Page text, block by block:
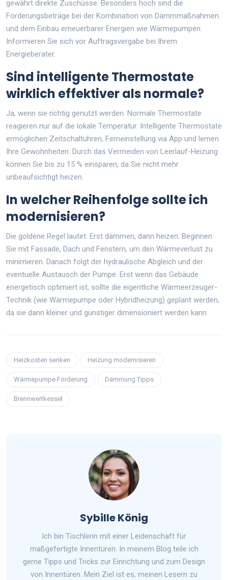
gewährt direkte Zuschüsse. Besonders hoch sind die
Förderungsbeträge bei der Kombination von Dämmmaßnahmen
und dem Einbau erneuerbarer Energien wie Wärmepumpen.
Informieren Sie sich vor Auftragsvergabe bei Ihrem
Energieberater.
Sind intelligente Thermostate
wirklich effektiver als normale?
Ja, wenn sie richtig genutzt werden. Normale Thermostate
reagieren nur auf die lokale Temperatur. Intelligente Thermostate
ermöglichen Zeitschaltuhren, Ferneinstellung via App und lernen
Ihre Gewohnheiten. Durch das Vermeiden von Leerlauf-Heizung
können Sie bis zu 15 % einsparen, da Sie nicht mehr
unbeaufsichtigt heizen.
In welcher Reihenfolge sollte ich
modernisieren?
Die goldene Regel lautet: Erst dämmen, dann heizen. Beginnen
Sie mit Fassade, Dach und Fenstern, um den Wärmeverlust zu
minimieren. Danach folgt der hydraulische Abgleich und der
eventuelle Austausch der Pumpe. Erst wenn das Gebäude
energetisch optimiert ist, sollte die eigentliche Wärmeerzeuger-
Technik (wie Wärmepumpe oder Hybridheizung) geplant werden,
da sie dann kleiner und günstiger dimensioniert werden kann.
Heizkosten senken Heizung modernisieren
Wärmepumpe Förderung Dämmung Tipps
Brennwertkessel
Sybille König
Ich bin Tischlerin mit einer Leidenschaft für
maßgefertigte Innentüren. In meinem Blog teile ich
gerne Tipps und Tricks zur Einrichtung und zum Design
von Innentüren. Mein Ziel ist es, meinen Lesern zu